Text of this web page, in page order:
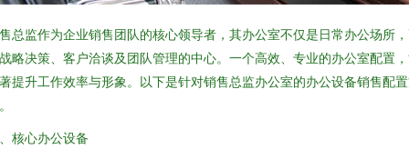
总监作为企业销售团队的核心领导者，其办公室不仅是日常办公场所
略决策、客户洽谈及团队管理的中心。一个高效、专业的办公室配置
提升工作效率与形象。以下是针对销售总监办公室的办公设备销售配
核心办公设备